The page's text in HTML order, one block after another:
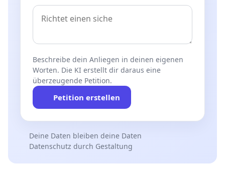
Beschreibe dein Anliegen in deinen eigenen
Worten. Die KI erstellt dir daraus eine
überzeugende Petition.
Petition erstellen
Deine Daten bleiben deine Daten
Datenschutz durch Gestaltung